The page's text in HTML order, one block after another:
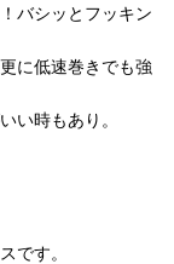
バシッとフッキン
に低速巻きでも強
い時もあり。
です。